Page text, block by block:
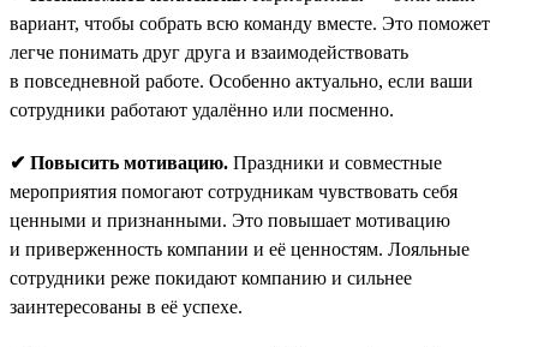
вариант, чтобы собрать всю команду вместе. Это поможет
легче понимать друг друга и взаимодействовать
в повседневной работе. Особенно актуально, если ваши
сотрудники работают удалённо или посменно.
✔ Повысить мотивацию. Праздники и совместные
мероприятия помогают сотрудникам чувствовать себя
ценными и признанными. Это повышает мотивацию
и приверженность компании и её ценностям. Лояльные
сотрудники реже покидают компанию и сильнее
заинтересованы в её успехе.